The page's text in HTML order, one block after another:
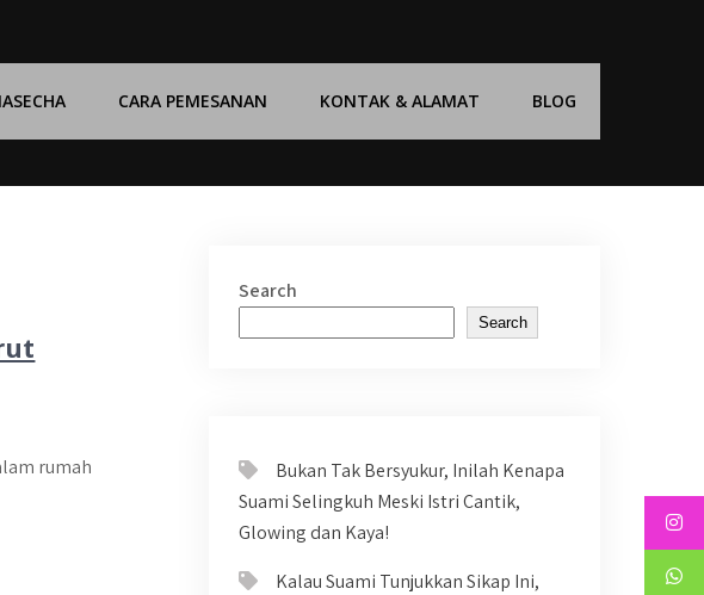
CARA PEMESANAN KONTAK & ALAMAT BLOG
rumah
Search
Search
Bukan Tak Bersyukur, Inilah Kenapa
Suami Selingkuh Meski Istri Cantik,
Glowing dan Kaya!
Kalau Suami Tunjukkan Sikap Ini,